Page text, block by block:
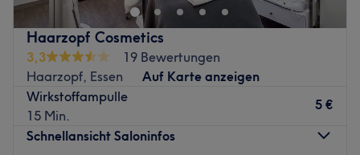
Haarzopf Cosmetics
3,3
19 Bewertungen
Haarzopf, Essen
Auf Karte anzeigen
Wirkstoffampulle
15 Min.
5 €
Schnellansicht Saloninfos